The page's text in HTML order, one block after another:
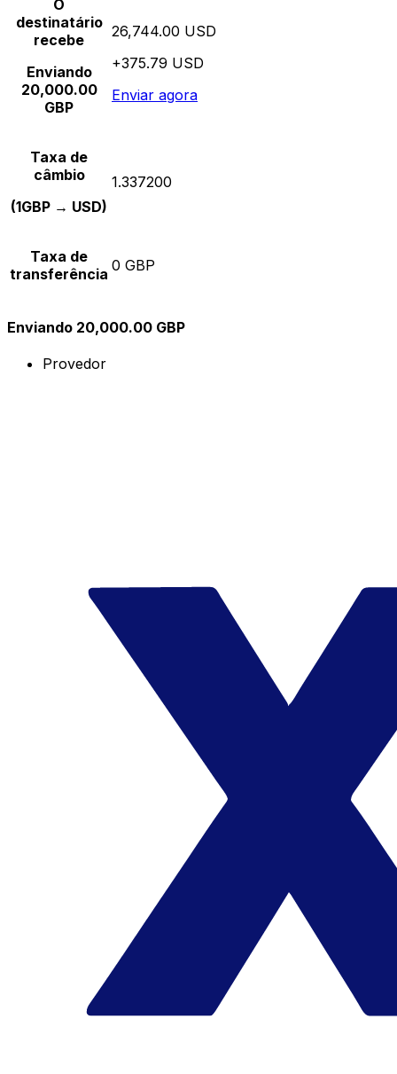
O
destinatário
recebe
Enviando
20,000.00
GBP
26,744.00 USD
+375.79 USD
Enviar agora
Taxa de
câmbio
(1GBP → USD)
1.337200
Taxa de
transferência 0 GBP
Enviando 20,000.00 GBP
Provedor